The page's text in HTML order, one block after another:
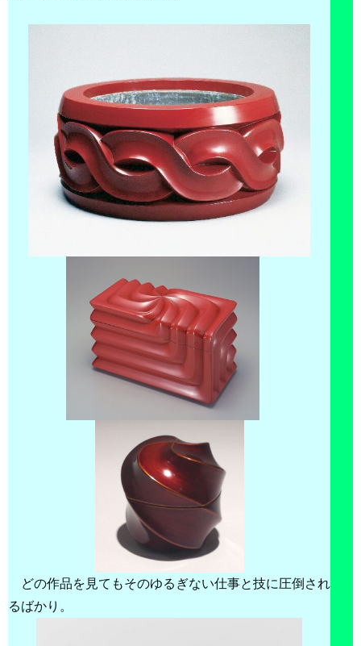
どの作品を見てもそのゆるぎない仕事と技に圧倒され
るばかり。